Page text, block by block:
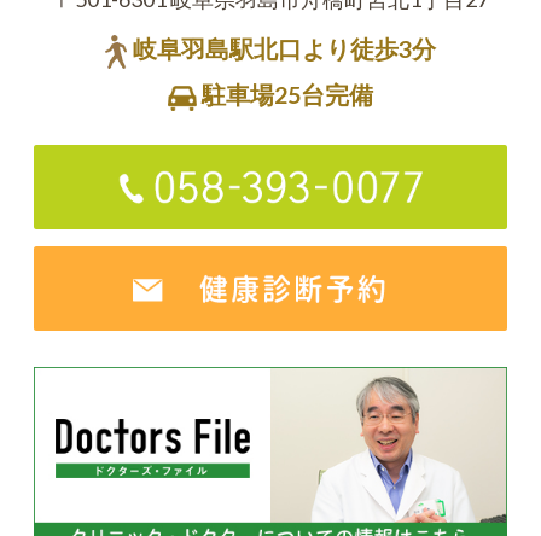
岐阜羽島駅北口より徒歩3分
駐車場25台完備